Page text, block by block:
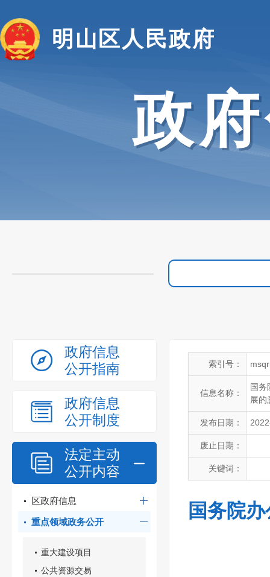
明山区人民政府
政
政府信息
公开指南
政府信息
公开制度
法定主动
公开内容
区政府信息
重点领域政务公开
重大建设项目
公共资源交易
索引号：
信息名称：
国务
展的
发布日期：
废止日期：
关键词：
国务院